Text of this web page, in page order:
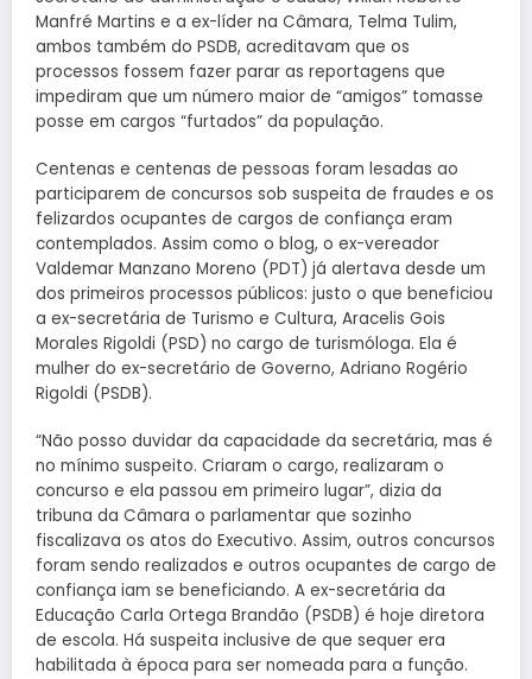
Manfré Martins e a ex-líder na Câmara, Telma Tulim,
ambos também do PSDB, acreditavam que os
processos fossem fazer parar as reportagens que
impediram que um número maior de “amigos” tomasse
posse em cargos “furtados” da população.
Centenas e centenas de pessoas foram lesadas ao
participarem de concursos sob suspeita de fraudes e os
felizardos ocupantes de cargos de confiança eram
contemplados. Assim como o blog, o ex-vereador
Valdemar Manzano Moreno (PDT) já alertava desde um
dos primeiros processos públicos: justo o que beneficiou
a ex-secretária de Turismo e Cultura, Aracelis Gois
Morales Rigoldi (PSD) no cargo de turismóloga. Ela é
mulher do ex-secretário de Governo, Adriano Rogério
Rigoldi (PSDB).
“Não posso duvidar da capacidade da secretária, mas é
no mínimo suspeito. Criaram o cargo, realizaram o
concurso e ela passou em primeiro lugar”, dizia da
tribuna da Câmara o parlamentar que sozinho
fiscalizava os atos do Executivo. Assim, outros concursos
foram sendo realizados e outros ocupantes de cargo de
confiança iam se beneficiando. A ex-secretária da
Educação Carla Ortega Brandão (PSDB) é hoje diretora
de escola. Há suspeita inclusive de que sequer era
habilitada à época para ser nomeada para a função.